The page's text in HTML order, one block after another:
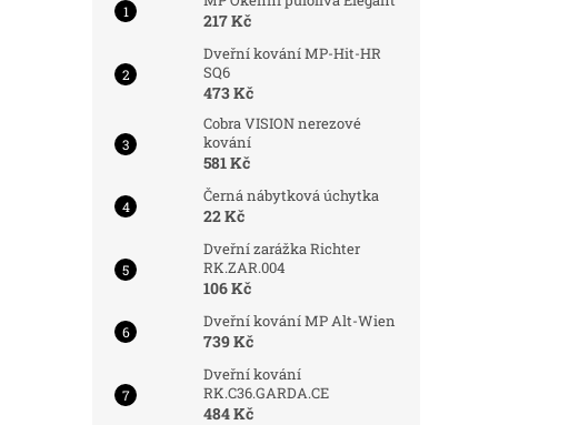
217 Kč
Dveřní kování MP-Hit-HR
SQ6
473 Kč
Cobra VISION nerezové
kování
581 Kč
Černá nábytková úchytka
22 Kč
Dveřní zarážka Richter
RK.ZAR.004
106 Kč
Dveřní kování MP Alt-Wien
739 Kč
Dveřní kování
RK.C36.GARDA.CE
484 Kč